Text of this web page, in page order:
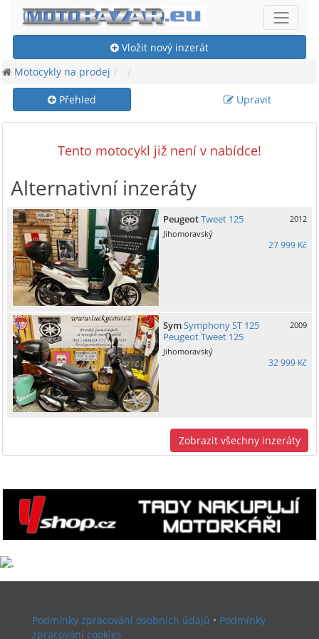
Vložit nový inzerát
Motocykly na prodej
Přehled Upravit
Tento motocykl již není v nabídce!
Alternativní inzeráty
PeugeotTweet 125
2012
Jihomoravský
27 999 Kč
SymSymphony ST 125
Peugeot Tweet 125
2009
Jihomoravský
32 999 Kč
Zobrazit všechny inzeráty
Podmínky zpracování osobních údajů • Podmínky
zpracování cookies